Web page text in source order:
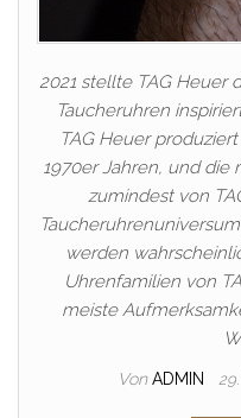
2021 stellte TAG Heuer
Taucheruhren
TAG Heuer
1970er Jahren, und die
zumindest von
werden
Uhrenfamilien von
meiste
Von ADMIN